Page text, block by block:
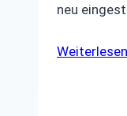
neu
Weiterlesen